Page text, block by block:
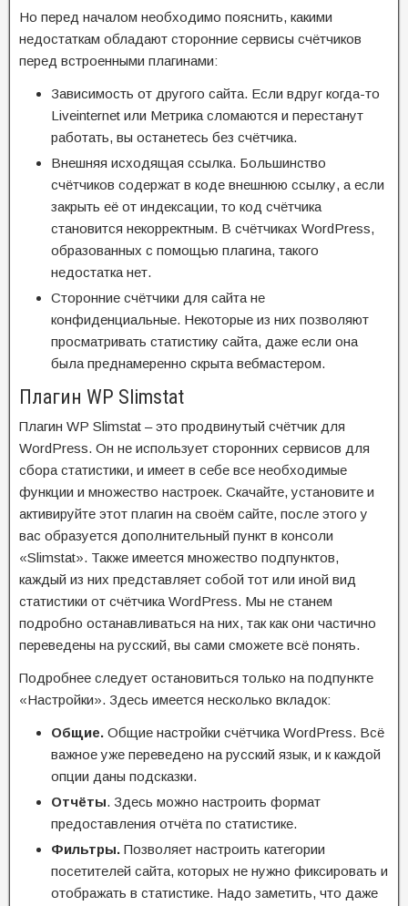
Но перед началом необходимо пояснить, какими
недостаткам обладают сторонние сервисы счётчиков
перед встроенными плагинами:
Зависимость от другого сайта. Если вдруг когда-то
Liveinternet или Метрика сломаются и перестанут
работать, вы останетесь без счётчика.
Внешняя исходящая ссылка. Большинство
счётчиков содержат в коде внешнюю ссылку, а если
закрыть её от индексации, то код счётчика
становится некорректным. В счётчиках WordPress,
образованных с помощью плагина, такого
недостатка нет.
Сторонние счётчики для сайта не
конфиденциальные. Некоторые из них позволяют
просматривать статистику сайта, даже если она
была преднамеренно скрыта вебмастером.
Плагин WP Slimstat
Плагин WP Slimstat – это продвинутый счётчик для
WordPress. Он не использует сторонних сервисов для
сбора статистики, и имеет в себе все необходимые
функции и множество настроек. Скачайте, установите и
активируйте этот плагин на своём сайте, после этого у
вас образуется дополнительный пункт в консоли
«Slimstat». Также имеется множество подпунктов,
каждый из них представляет собой тот или иной вид
статистики от счётчика WordPress. Мы не станем
подробно останавливаться на них, так как они частично
переведены на русский, вы сами сможете всё понять.
Подробнее следует остановиться только на подпункте
«Настройки». Здесь имеется несколько вкладок:
Общие. Общие настройки счётчика WordPress. Всё
важное уже переведено на русский язык, и к каждой
опции даны подсказки.
Отчёты. Здесь можно настроить формат
предоставления отчёта по статистике.
Фильтры. Позволяет настроить категории
посетителей сайта, которых не нужно фиксировать и
отображать в статистике. Надо заметить, что даже